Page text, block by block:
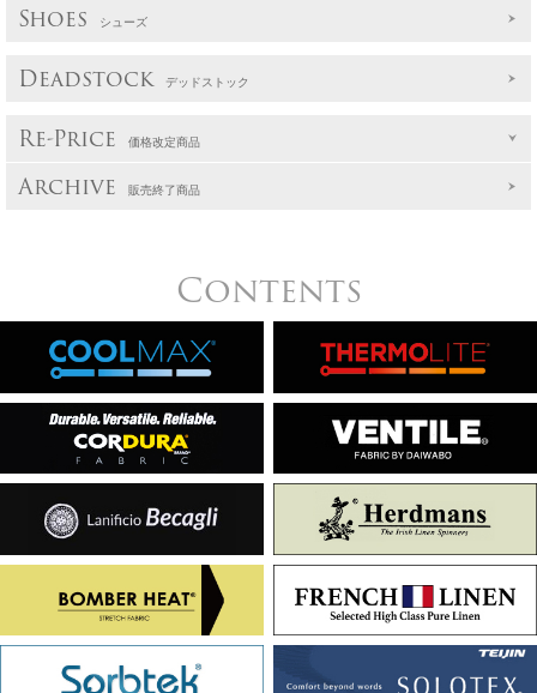
Shoes シューズ
Deadstock デッドストック
Re-Price 価格改定商品
Archive 販売終了商品
Contents